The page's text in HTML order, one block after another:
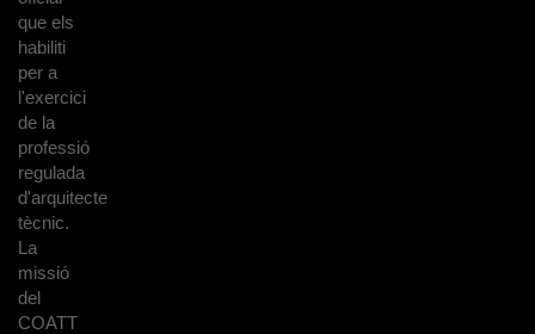
que els
habiliti
per a
l'exercici
de la
professió
regulada
d'arquitecte
tècnic.
La
missió
del
COATT